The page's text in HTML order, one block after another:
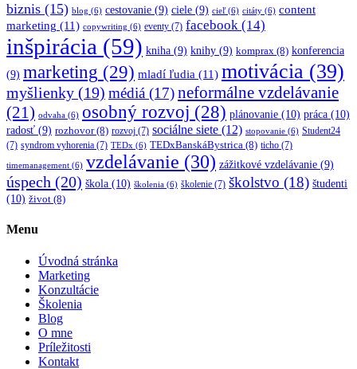
biznis (15) blog (6) cestovanie (9) ciele (9) cieľ(6) citáty (6) content
marketing (11) copywriting (6) eventy (7) facebook (14)
inšpirácia (59) kniha (9) knihy (9) komprax (8) konferencia
(9) marketing (29) mladí ľudia (11) motivácia (39)
myšlienky (19) médiá (17)neformálne vzdelávanie
(21) odvaha (6) osobný rozvoj (28) plánovanie (10) práca (10)
radosť (9) rozhovor(8) rozvoj (7) sociálne siete (12) stopovanie (6) Student24
(7) syndrom vyhorenia (7) TEDx (6) TEDxBanskáBystrica (8) ticho (7)
timemanagement (6) vzdelávanie (30) zážitkové vzdelávanie (9)
úspech (20) škola (10) školenia (6) školenie (7) školstvo (18) študenti
(10) život (8)
Menu
Úvodná stránka
Marketing
Konzultácie
Školenia
Blog
O mne
Príležitosti
Kontakt